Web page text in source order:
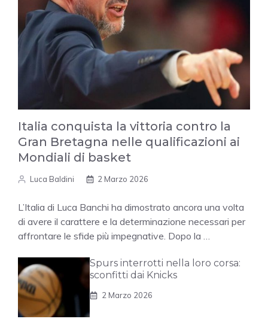
Italia conquista la vittoria contro la
Gran Bretagna nelle qualificazioni ai
Mondiali di basket
Luca Baldini 2 Marzo 2026
L’Italia di Luca Banchi ha dimostrato ancora una volta
di avere il carattere e la determinazione necessari per
affrontare le sfide più impegnative. Dopo la …
Spurs interrotti nella loro corsa:
sconfitti dai Knicks
2 Marzo 2026